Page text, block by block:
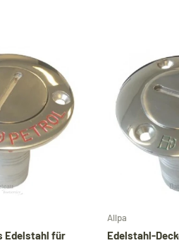
Edelstahl für
Allpa
Edelstahl-
Während unseres
und verschiedene
versendet. Alle
24. August